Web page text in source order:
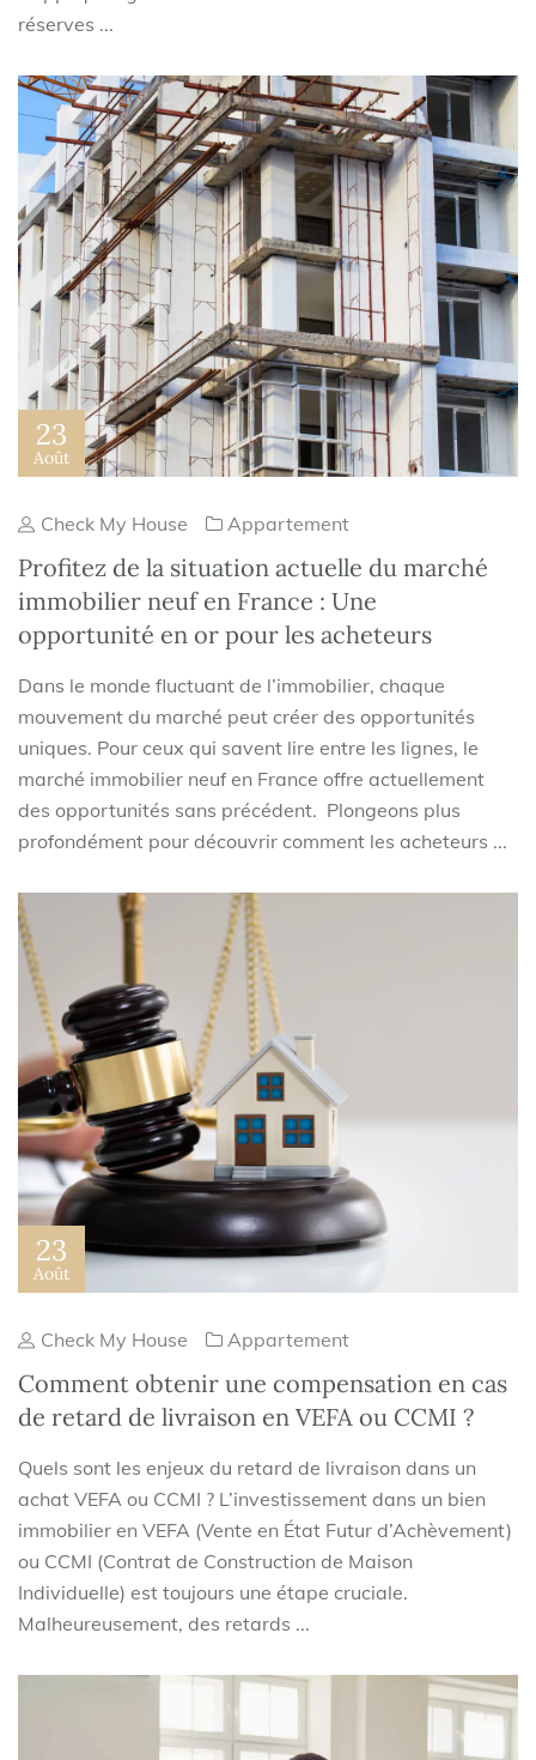
réserves ...
23
Août
Check My House Appartement
Profitez de la situation actuelle du marché
immobilier neuf en France : Une
opportunité en or pour les acheteurs
Dans le monde fluctuant de l’immobilier, chaque
mouvement du marché peut créer des opportunités
uniques. Pour ceux qui savent lire entre les lignes, le
marché immobilier neuf en France offre actuellement
des opportunités sans précédent. Plongeons plus
profondément pour découvrir comment les acheteurs ...
23
Août
Check My House Appartement
Comment obtenir une compensation en cas
de retard de livraison en VEFA ou CCMI ?
Quels sont les enjeux du retard de livraison dans un
achat VEFA ou CCMI ? L’investissement dans un bien
immobilier en VEFA (Vente en État Futur d’Achèvement)
ou CCMI (Contrat de Construction de Maison
Individuelle) est toujours une étape cruciale.
Malheureusement, des retards ...